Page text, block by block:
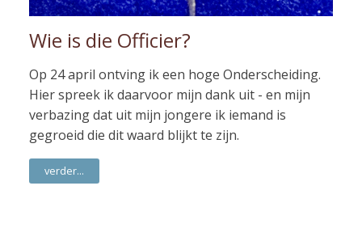
Wie is die Officier?
Op 24 april ontving ik een hoge Onderscheiding.
Hier spreek ik daarvoor mijn dank uit - en mijn
verbazing dat uit mijn jongere ik iemand is
gegroeid die dit waard blijkt te zijn.
verder...